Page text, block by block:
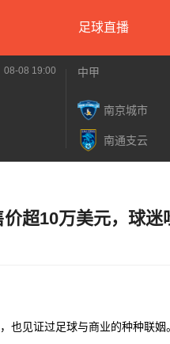
足球直播
08-08 19:00 中甲
南京城市
南通支云
超10万美元，球迷
见证过足球与商业的种种联姻